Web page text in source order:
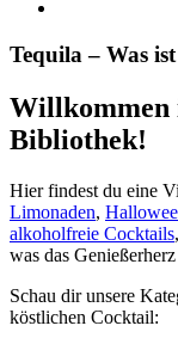
Tequila – Was
Willkommen
Bibliothek!
Hier findest du eine
Limonaden,
alkoholfreie Cocktails,
was das
Schau dir unsere
köstlichen Cocktail: